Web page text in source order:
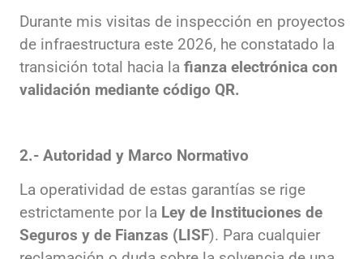
Durante mis visitas de inspección en proyectos
de infraestructura este 2026, he constatado la
transición total hacia la fianza electrónica con
validación mediante código QR.
2.- Autoridad y Marco Normativo
La operatividad de estas garantías se rige
estrictamente por la Ley de Instituciones de
Seguros y de Fianzas (LISF). Para cualquier